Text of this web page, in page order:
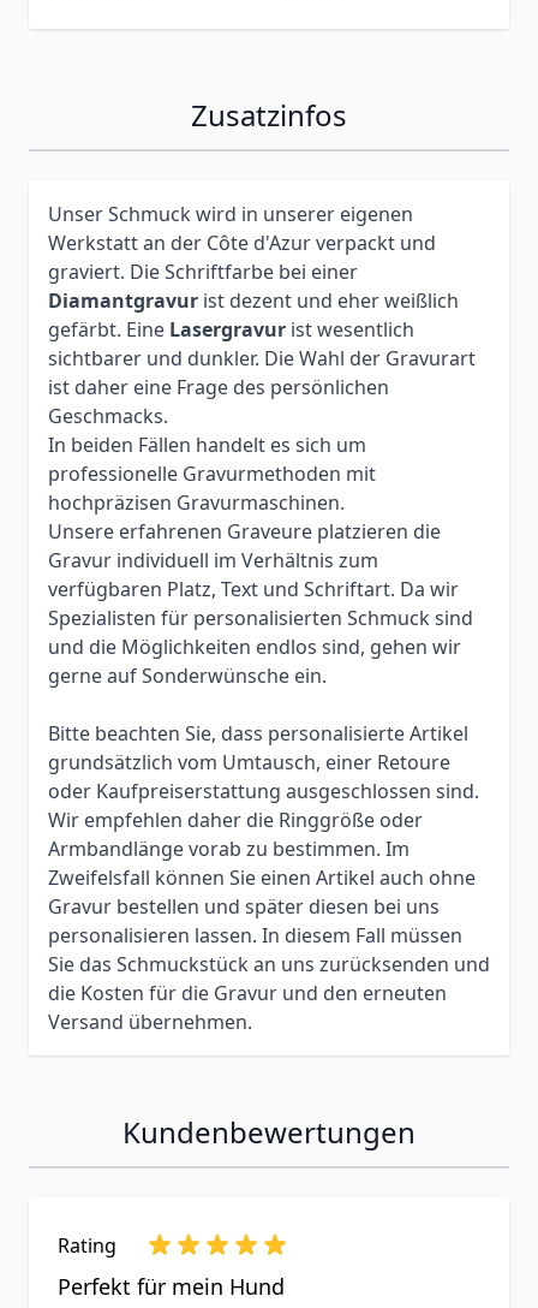
Zusatzinfos
Unser Schmuck wird in unserer eigenen
Werkstatt an der Côte d'Azur verpackt und
graviert. Die Schriftfarbe bei einer
Diamantgravur ist dezent und eher weißlich
gefärbt. Eine Lasergravur ist wesentlich
sichtbarer und dunkler. Die Wahl der Gravurart
ist daher eine Frage des persönlichen
Geschmacks.
In beiden Fällen handelt es sich um
professionelle Gravurmethoden mit
hochpräzisen Gravurmaschinen.
Unsere erfahrenen Graveure platzieren die
Gravur individuell im Verhältnis zum
verfügbaren Platz, Text und Schriftart. Da wir
Spezialisten für personalisierten Schmuck sind
und die Möglichkeiten endlos sind, gehen wir
gerne auf Sonderwünsche ein.
Bitte beachten Sie, dass personalisierte Artikel
grundsätzlich vom Umtausch, einer Retoure
oder Kaufpreiserstattung ausgeschlossen sind.
Wir empfehlen daher die Ringgröße oder
Armbandlänge vorab zu bestimmen. Im
Zweifelsfall können Sie einen Artikel auch ohne
Gravur bestellen und später diesen bei uns
personalisieren lassen. In diesem Fall müssen
Sie das Schmuckstück an uns zurücksenden und
die Kosten für die Gravur und den erneuten
Versand übernehmen.
Kundenbewertungen
Rating
Perfekt für mein Hund